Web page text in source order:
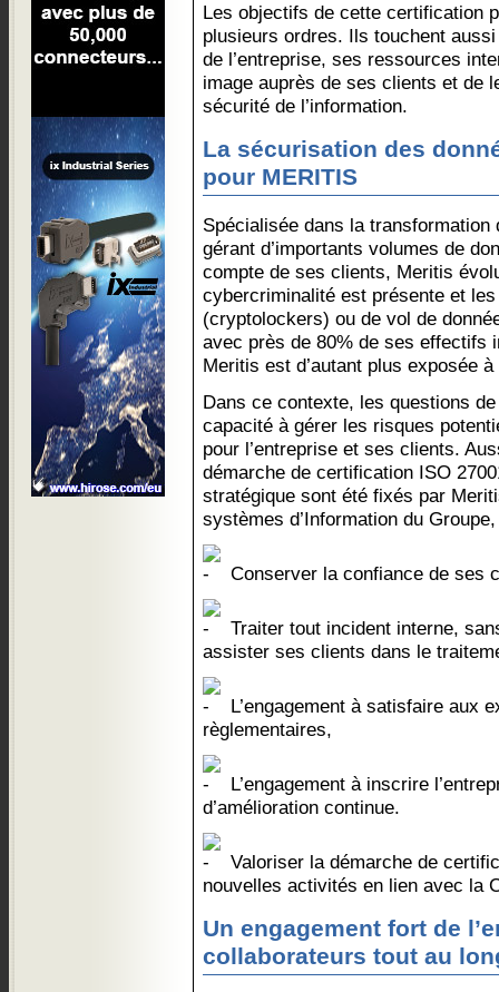
Les objectifs de cette certification
plusieurs ordres. Ils touchent
de l’entreprise, ses ressources
image auprès de ses clients et de
sécurité de l’information.
La sécurisation des
pour MERITIS
Spécialisée dans la
gérant d’importants volumes de
compte de ses clients, Meritis
cybercriminalité est présente et
(cryptolockers) ou de vol de
avec près de 80% de ses effectifs
Meritis est d’autant plus exposée
Dans ce contexte, les questions
capacité à gérer les risques
pour l’entreprise et ses clients.
démarche de certification ISO
stratégique sont été fixés par
systèmes d’Information du
Conserver la confiance de ses
Traiter tout incident interne,
assister ses clients dans le
L’engagement à satisfaire aux
règlementaires,
L’engagement à inscrire
d’amélioration continue.
Valoriser la démarche de
nouvelles activités en lien avec la
Un engagement fort de
collaborateurs tout au